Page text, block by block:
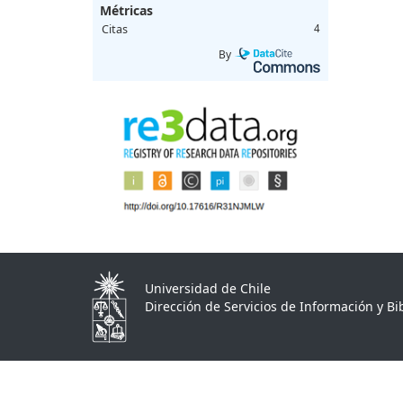
Métricas
Citas 4
By
Universidad de Chile
Dirección de Servicios de Información y